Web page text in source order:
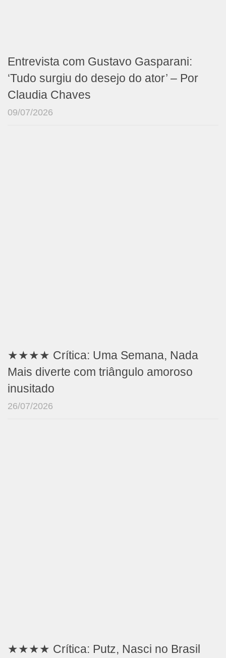
Entrevista com Gustavo Gasparani:
‘Tudo surgiu do desejo do ator’ – Por
Claudia Chaves
09/07/2026
★★★★ Crítica: Uma Semana, Nada
Mais diverte com triângulo amoroso
inusitado
26/07/2026
★★★★ Crítica: Putz, Nasci no Brasil